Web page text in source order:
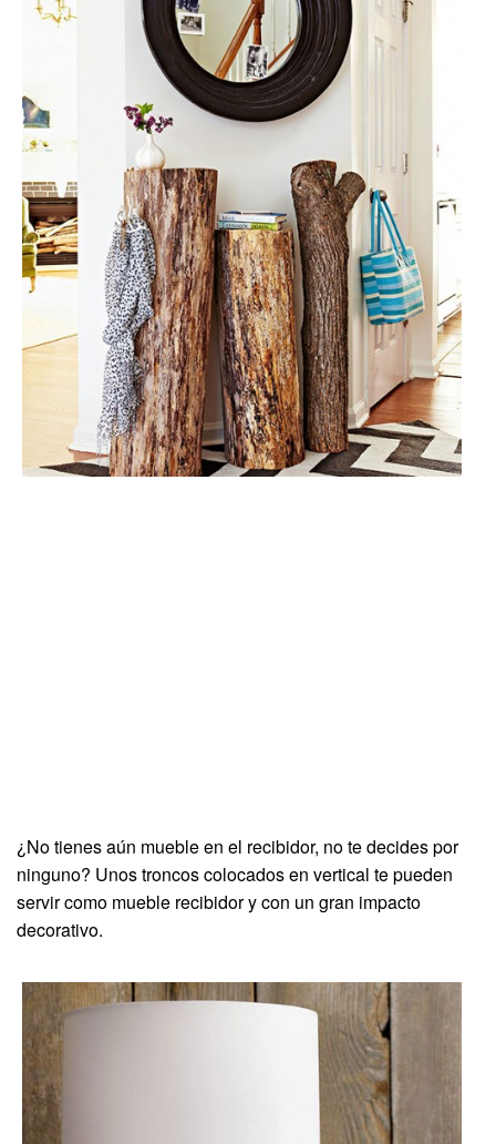
¿No tienes aún mueble en el recibidor, no te decides por
ninguno? Unos troncos colocados en vertical te pueden
servir como mueble recibidor y con un gran impacto
decorativo.